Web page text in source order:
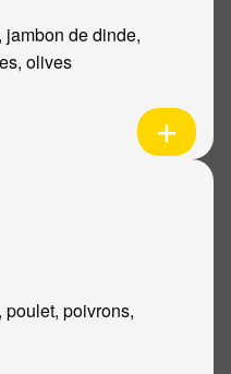
jambon de dinde,
olives
poulet, poivrons,